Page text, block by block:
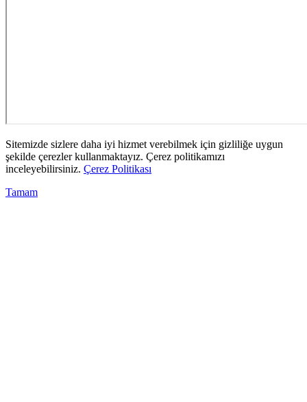
Sitemizde sizlere daha iyi hizmet verebilmek için gizliliğe uygun
şekilde çerezler kullanmaktayız. Çerez politikamızı
inceleyebilirsiniz. Çerez Politikası
Tamam